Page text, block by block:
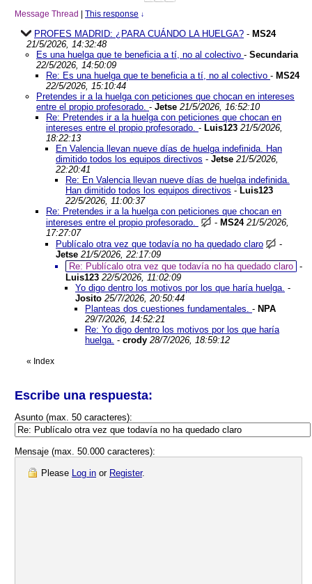
Message Thread This response ↓
PROFES MADRID: ¿PARA CUÁNDO LA HUELGA? - MS24
21/5/2026, 14:32:48
Es una huelga que te beneficia a tí, no al colectivo - Secundaria
22/5/2026, 14:50:09
Re: Es una huelga que te beneficia a tí, no al colectivo - MS24
22/5/2026, 15:10:44
Pretendes ir a la huelga con peticiones que chocan en intereses
entre el propio profesorado. - Jetse 21/5/2026, 16:52:10
Re: Pretendes ir a la huelga con peticiones que chocan en
intereses entre el propio profesorado. - Luis123 21/5/2026,
18:22:13
En Valencia llevan nueve días de huelga indefinida. Han
dimitido todos los equipos directivos - Jetse 21/5/2026,
22:20:41
Re: En Valencia llevan nueve días de huelga indefinida.
Han dimitido todos los equipos directivos - Luis123
22/5/2026, 11:00:37
Re: Pretendes ir a la huelga con peticiones que chocan en
intereses entre el propio profesorado.
- MS24 21/5/2026,
17:27:07
Publícalo otra vez que todavía no ha quedado claro
-
Jetse 21/5/2026, 22:17:09
Re: Publícalo otra vez que todavía no ha quedado claro -
Luis123 22/5/2026, 11:02:09
Yo digo dentro los motivos por los que haría huelga. -
Josito 25/7/2026, 20:50:44
Planteas dos cuestiones fundamentales. - NPA
29/7/2026, 14:52:21
Re: Yo digo dentro los motivos por los que haría
huelga. - crody 28/7/2026, 18:59:12
« Index
Escribe una respuesta:
Asunto (max. 50 caracteres):
Mensaje (max. 50.000 caracteres):
Please Log in or Register.